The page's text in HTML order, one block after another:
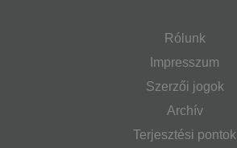
Rólunk
Impresszum
Szerzői jogok
Archív
Terjesztési pontok